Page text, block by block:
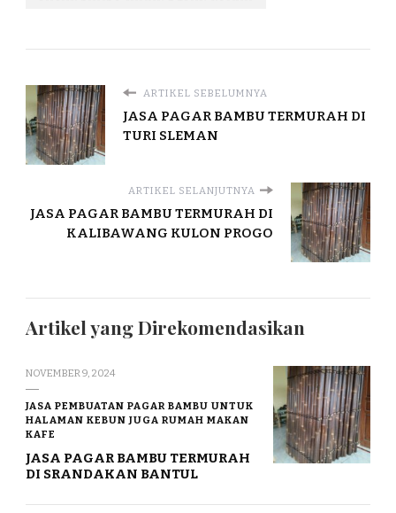
ARTIKEL SEBELUMNYA
JASA PAGAR BAMBU TERMURAH DI
TURI SLEMAN
ARTIKEL SELANJUTNYA
JASA PAGAR BAMBU TERMURAH DI
KALIBAWANG KULON PROGO
Artikel yang Direkomendasikan
NOVEMBER 9, 2024
JASA PEMBUATAN PAGAR BAMBU UNTUK
HALAMAN KEBUN JUGA RUMAH MAKAN
KAFE
JASA PAGAR BAMBU TERMURAH
DI SRANDAKAN BANTUL